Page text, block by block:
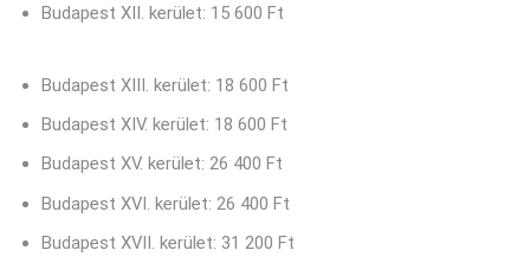
Budapest XII. kerület: 15 600 Ft
Budapest XIII. kerület: 18 600 Ft
Budapest XIV. kerület: 18 600 Ft
Budapest XV. kerület: 26 400 Ft
Budapest XVI. kerület: 26 400 Ft
Budapest XVII. kerület: 31 200 Ft